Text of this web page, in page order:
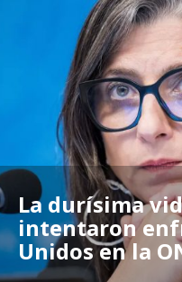
La durísima
intentaron
Unidos en la